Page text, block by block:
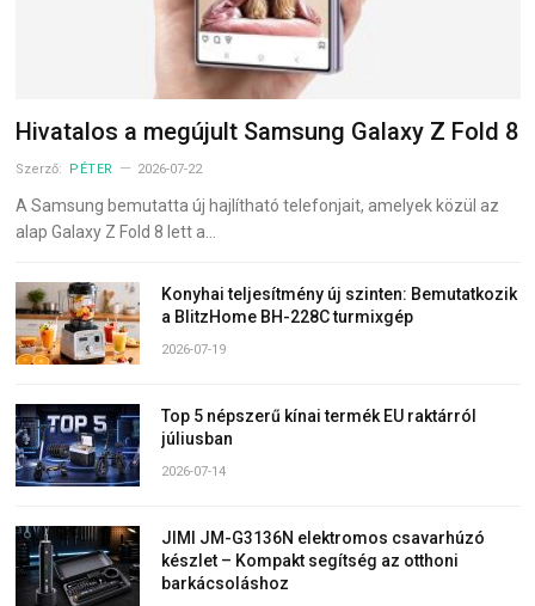
Hivatalos a megújult Samsung Galaxy Z Fold 8
Szerző: PÉTER 2026-07-22
A Samsung bemutatta új hajlítható telefonjait, amelyek közül az
alap Galaxy Z Fold 8 lett a…
Konyhai teljesítmény új szinten: Bemutatkozik
a BlitzHome BH-228C turmixgép
2026-07-19
Top 5 népszerű kínai termék EU raktárról
júliusban
2026-07-14
JIMI JM-G3136N elektromos csavarhúzó
készlet – Kompakt segítség az otthoni
barkácsoláshoz